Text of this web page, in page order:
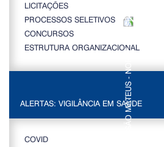
LICITAÇÕES
PROCESSOS SELETIVOS
CONCURSOS
ESTRUTURA ORGANIZACIONAL
ALERTAS: VIGILÂNCIA EM SAÚDE
COVID